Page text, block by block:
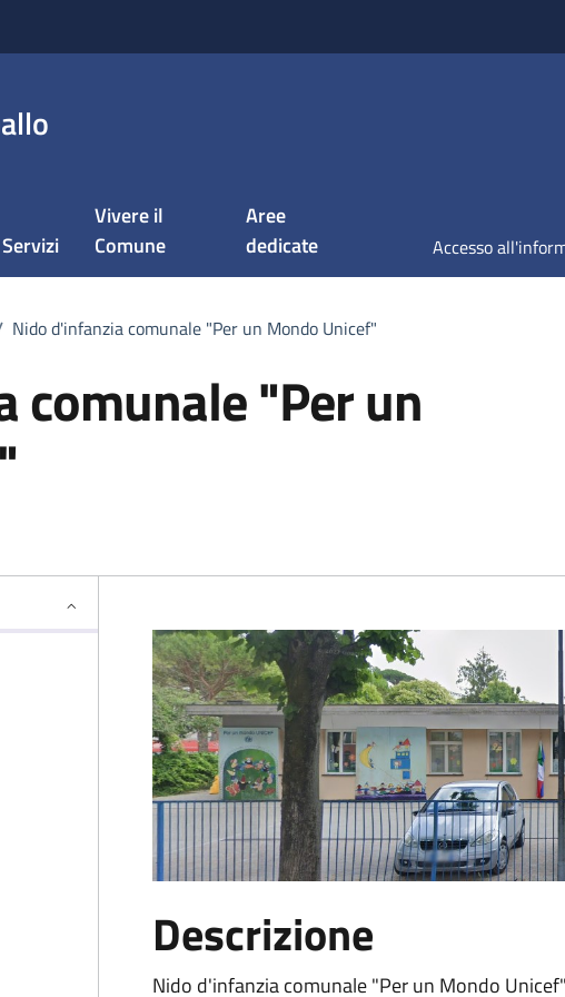
Servizi
Vivere il
Comune
Aree
dedicate
Nido d'infanzia comunale "Per un Mondo Unicef"
comunale "Per un
Descrizione
Nido d'infanzia comunale "Per un Mondo